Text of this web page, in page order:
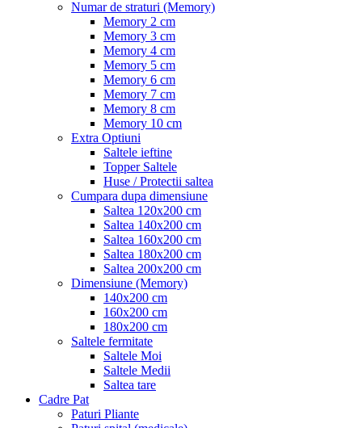
Numar de straturi (Memory)
Memory 2 cm
Memory 3 cm
Memory 4 cm
Memory 5 cm
Memory 6 cm
Memory 7 cm
Memory 8 cm
Memory 10 cm
Extra Optiuni
Saltele ieftine
Topper Saltele
Huse / Protectii saltea
Cumpara dupa dimensiune
Saltea 120x200 cm
Saltea 140x200 cm
Saltea 160x200 cm
Saltea 180x200 cm
Saltea 200x200 cm
Dimensiune (Memory)
140x200 cm
160x200 cm
180x200 cm
Saltele fermitate
Saltele Moi
Saltele Medii
Saltea tare
Cadre Pat
Paturi Pliante